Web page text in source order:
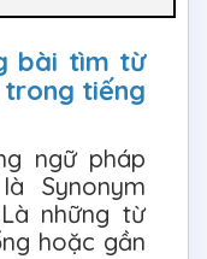
bài tìm từ
tiếng
ngữ pháp
Synonym
những từ
hoặc gần